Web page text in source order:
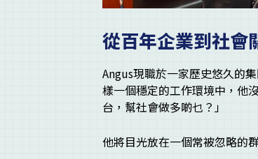
從百年企業到社會
Angus現職於一家歷史悠久的
樣一個穩定的工作環境中，他
台，幫社會做多啲乜？」
他將目光放在一個常被忽略的